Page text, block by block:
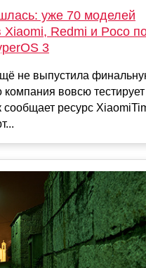
уже 70 моделей
Redmi и Poco
3
не выпустила
компания вовсю
сообщает ресурс